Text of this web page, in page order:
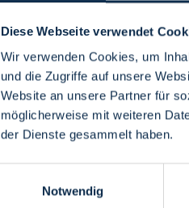
Diese Webseite verwendet
Wir verwenden Cookies, um
und die Zugriffe auf unsere
Website an unsere Partner für
möglicherweise mit weiteren
der Dienste gesammelt haben.
Notwendig